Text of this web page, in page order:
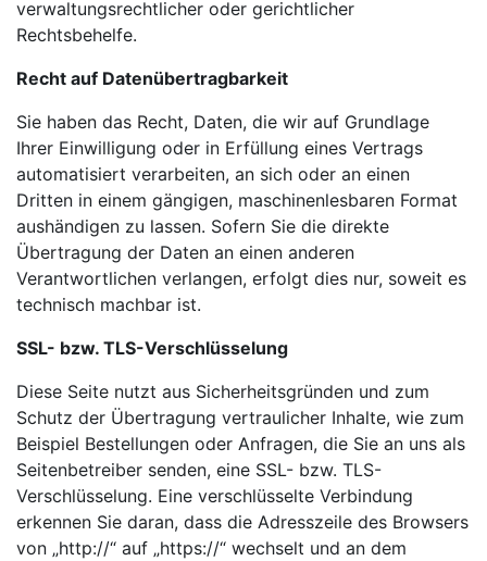
verwaltungsrechtlicher oder gerichtlicher
Rechtsbehelfe.
Recht auf Datenübertragbarkeit
Sie haben das Recht, Daten, die wir auf Grundlage
Ihrer Einwilligung oder in Erfüllung eines Vertrags
automatisiert verarbeiten, an sich oder an einen
Dritten in einem gängigen, maschinenlesbaren Format
aushändigen zu lassen. Sofern Sie die direkte
Übertragung der Daten an einen anderen
Verantwortlichen verlangen, erfolgt dies nur, soweit es
technisch machbar ist.
SSL- bzw. TLS-Verschlüsselung
Diese Seite nutzt aus Sicherheitsgründen und zum
Schutz der Übertragung vertraulicher Inhalte, wie zum
Beispiel Bestellungen oder Anfragen, die Sie an uns als
Seitenbetreiber senden, eine SSL- bzw. TLS-
Verschlüsselung. Eine verschlüsselte Verbindung
erkennen Sie daran, dass die Adresszeile des Browsers
von „http://“ auf „https://“ wechselt und an dem